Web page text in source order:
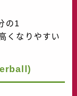
の1
くなりやすい